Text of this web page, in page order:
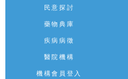
民意探討
藥物典庫
疾病病徵
醫院機構
機構會員登入